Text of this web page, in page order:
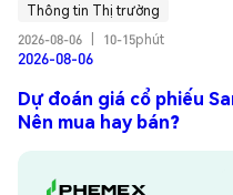
Thông tin Thị trường
2026-08-06
10-15phút
2026-08-06
Dự đoán giá cổ phiếu
Nên mua hay bán?